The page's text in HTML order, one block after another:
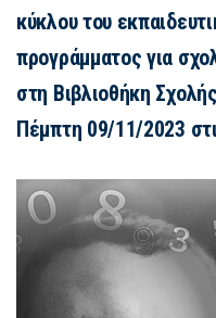
κύκλου του
προγράμματος για
στη Βιβλιοθήκη
Πέμπτη 09/11/2023